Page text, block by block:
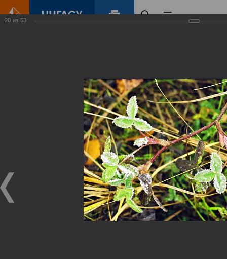
Виртуальные
выставки
(фотоальбомы)
20 из 53